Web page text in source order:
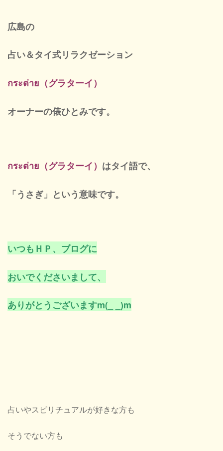
広島の
占い＆タイ式リラクゼーション
กระต่าย（グラターイ）
オーナーの俵ひとみです。
กระต่าย（グラターイ） はタイ語で、
「うさぎ」という意味です。
いつもＨＰ、ブログに
おいでくださいまして、
ありがとうございますm(_ _)m
占いやスピリチュアルが好きな方も
そうでない方も